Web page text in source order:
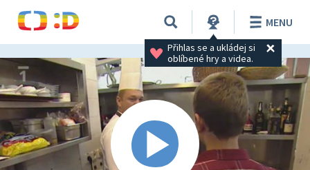
Přihlas se a ukládej si
oblíbené hry a videa.
MENU